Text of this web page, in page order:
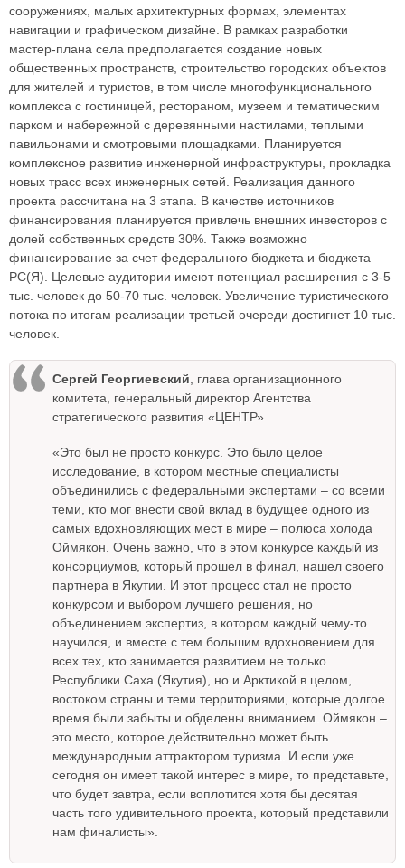
сооружениях, малых архитектурных формах, элементах
навигации и графическом дизайне. В рамках разработки
мастер-плана села предполагается создание новых
общественных пространств, строительство городских объектов
для жителей и туристов, в том числе многофункционального
комплекса с гостиницей, рестораном, музеем и тематическим
парком и набережной с деревянными настилами, теплыми
павильонами и смотровыми площадками. Планируется
комплексное развитие инженерной инфраструктуры, прокладка
новых трасс всех инженерных сетей. Реализация данного
проекта рассчитана на 3 этапа. В качестве источников
финансирования планируется привлечь внешних инвесторов с
долей собственных средств 30%. Также возможно
финансирование за счет федерального бюджета и бюджета
РС(Я). Целевые аудитории имеют потенциал расширения с 3-5
тыс. человек до 50-70 тыс. человек. Увеличение туристического
потока по итогам реализации третьей очереди достигнет 10 тыс.
человек.
Сергей Георгиевский , глава организационного
комитета, генеральный директор Агентства
стратегического развития «ЦЕНТР»
«Это был не просто конкурс. Это было целое
исследование, в котором местные специалисты
объединились с федеральными экспертами – со всеми
теми, кто мог внести свой вклад в будущее одного из
самых вдохновляющих мест в мире – полюса холода
Оймякон. Очень важно, что в этом конкурсе каждый из
консорциумов, который прошел в финал, нашел своего
партнера в Якутии. И этот процесс стал не просто
конкурсом и выбором лучшего решения, но
объединением экспертиз, в котором каждый чему-то
научился, и вместе с тем большим вдохновением для
всех тех, кто занимается развитием не только
Республики Саха (Якутия), но и Арктикой в целом,
востоком страны и теми территориями, которые долгое
время были забыты и обделены вниманием. Оймякон –
это место, которое действительно может быть
международным аттрактором туризма. И если уже
сегодня он имеет такой интерес в мире, то представьте,
что будет завтра, если воплотится хотя бы десятая
часть того удивительного проекта, который представили
нам финалисты».